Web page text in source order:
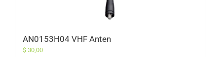
AN0153H04 VHF Anten
$ 30,00